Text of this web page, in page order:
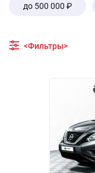
до 500 000 ₽
<Фильтры>